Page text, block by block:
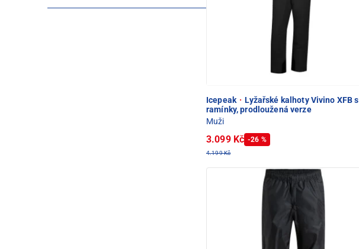
Icepeak · Lyžařské kalhoty Vivino XFB s
ramínky, prodloužená verze
Muži
3.099 Kč -26 %
4.199 Kč